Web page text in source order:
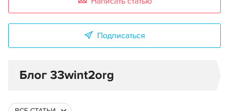
Подписаться
Блог 33wint2org